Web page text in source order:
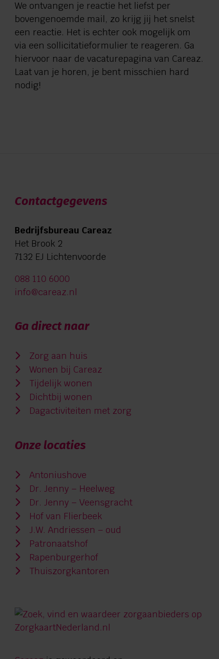
We ontvangen je reactie het liefst per
bovengenoemde mail, zo krijg jij het snelst
een reactie. Het is echter ook mogelijk om
via een sollicitatieformulier te reageren. Ga
hiervoor naar de vacaturepagina van Careaz.
Laat van je horen, je bent misschien hard
nodig!
Contactgegevens
Bedrijfsbureau Careaz
Het Brook 2
7132 EJ Lichtenvoorde
088 110 6000
info@careaz.nl
Ga direct naar
Zorg aan huis
Wonen bij Careaz
Tijdelijk wonen
Dichtbij wonen
Dagactiviteiten met zorg
Onze locaties
Antoniushove
Dr. Jenny – Heelweg
Dr. Jenny – Veensgracht
Hof van Flierbeek
J.W. Andriessen – oud
Patronaatshof
Rapenburgerhof
Thuiszorgkantoren